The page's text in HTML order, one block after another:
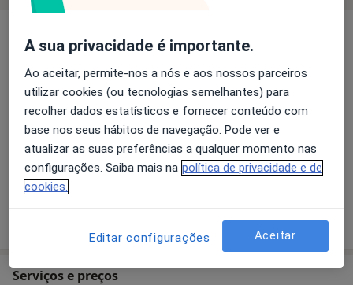
Principais doenças tratadas
Disortografia
Transtornos do Desenvolvimento da Linguagem
Perturbação da Articulação Verbal
Transtornos Da Comunicação
+7
sobre a experiência
Serviços e preços
A sua privacidade é importante.
Ao aceitar, permite-nos a nós e aos nossos parceiros
utilizar cookies (ou tecnologias semelhantes) para
recolher dados estatísticos e fornecer conteúdo com
base nos seus hábitos de navegação. Pode ver e
atualizar as suas preferências a qualquer momento nas
configurações. Saiba mais na política de privacidade e de
cookies.
Editar configurações Aceitar